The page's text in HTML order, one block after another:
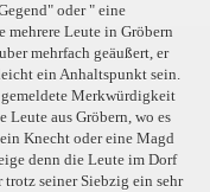
oder " eine
mehrere Leute in Gröbern
mehrfach geäußert, er
ein Anhaltspunkt sein.
gemeldete Merkwürdigkeit
Leute aus Gröbern, wo es
Knecht oder eine Magd
denn die Leute im Dorf
seiner Siebzig ein sehr